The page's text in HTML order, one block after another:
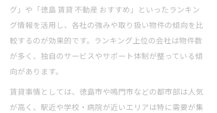
グ」や「徳島 賃貸 不動産 おすすめ」といったランキン
グ情報を活用し、各社の強みや取り扱い物件の傾向を比
較するのが効果的です。ランキング上位の会社は物件数
が多く、独自のサービスやサポート体制が整っている傾
向があります。
賃貸事情としては、徳島市や鳴門市などの都市部は人気
が高く、駅近や学校・病院が近いエリアは特に需要が集